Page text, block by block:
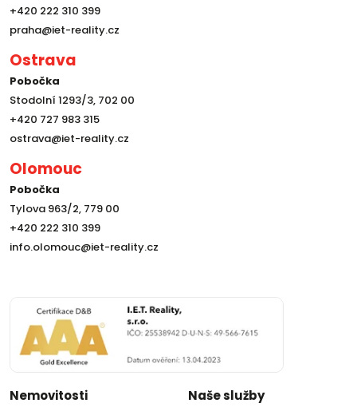
+420 222 310 399
praha@iet-reality.cz
Ostrava
Pobočka
Stodolní 1293/3, 702 00
+420 727 983 315
ostrava@iet-reality.cz
Olomouc
Pobočka
Tylova 963/2, 779 00
+420 222 310 399
info.olomouc@iet-reality.cz
Nemovitosti Naše služby